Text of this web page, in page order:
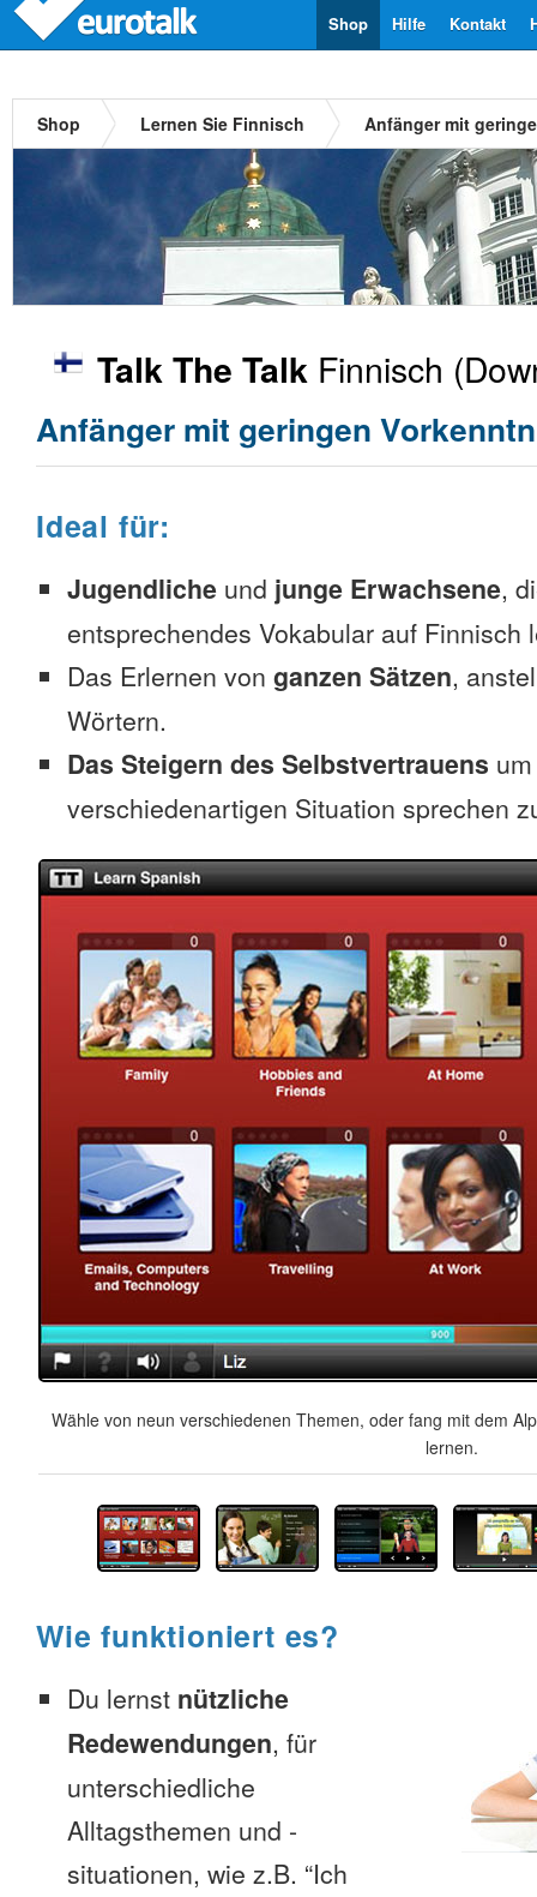
Kontakt
Hilfe
Shop
Shop Lernen Sie Finnisch Anfänger mit
Talk The Talk Finnisch
Anfänger mit geringen
Ideal für:
Jugendliche und junge Erwachsene,
entsprechendes Vokabular auf Finnisch
Das Erlernen von ganzen Sätzen,
Wörtern.
Das Steigern des Selbstvertrauens
verschiedenartigen Situation sprechen
Wähle von neun verschiedenen Themen, oder fang mit dem
lernen.
Wie funktioniert es?
Du lernst nützliche
Redewendungen, für
unterschiedliche
Alltagsthemen und -
situationen, wie z.B. “Ich